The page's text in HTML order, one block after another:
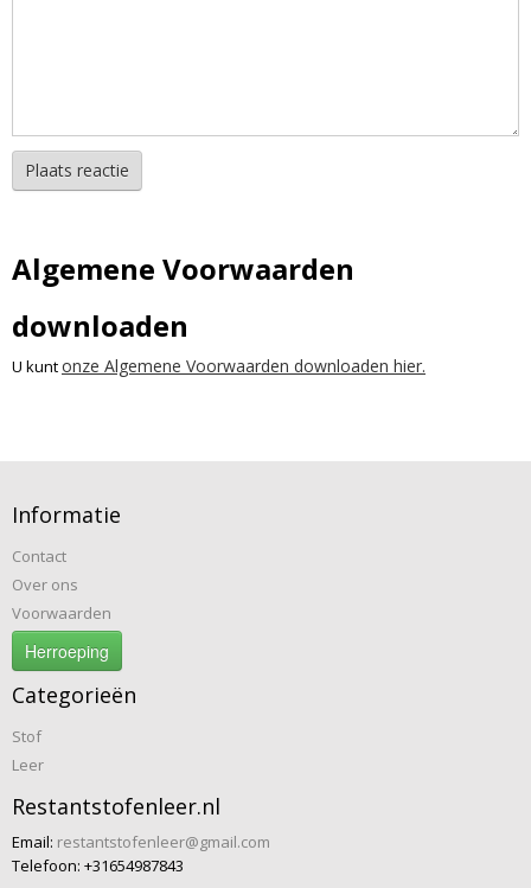
Plaats reactie
Algemene Voorwaarden
downloaden
U kuntonze Algemene Voorwaarden downloaden hier.
Informatie
Contact
Over ons
Voorwaarden
Herroeping
Categorieën
Stof
Leer
Restantstofenleer.nl
Email: restantstofenleer@gmail.com
Telefoon: +31654987843